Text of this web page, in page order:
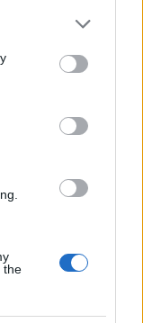
or more Google
You may click to
party tags to
in below Google
the